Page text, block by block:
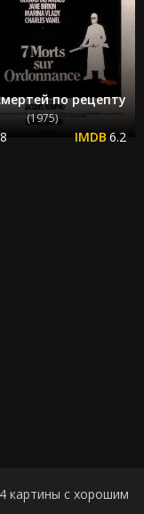
по рецепту
(1975)
6.2
картины с хорошим